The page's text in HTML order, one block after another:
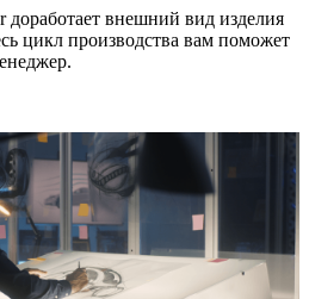
доработает внешний вид изделия
цикл производства вам поможет